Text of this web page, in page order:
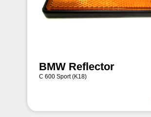
BMW Reflector
C 600 Sport (K18)